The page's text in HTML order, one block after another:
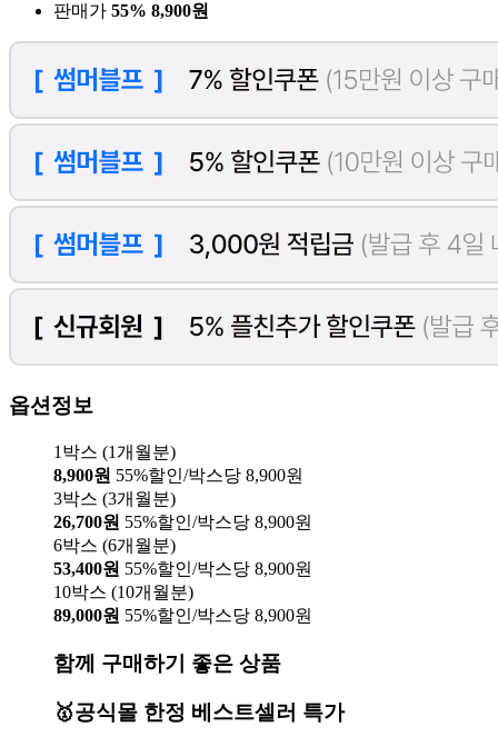
판매가 55% 8,900원
옵션정보
1박스 (1개월분)
8,900원 55%할인/박스당 8,900원
3박스 (3개월분)
26,700원 55%할인/박스당 8,900원
6박스 (6개월분)
53,400원 55%할인/박스당 8,900원
10박스 (10개월분)
89,000원 55%할인/박스당 8,900원
함께 구매하기 좋은 상품
🥇공식몰 한정 베스트셀러 특가